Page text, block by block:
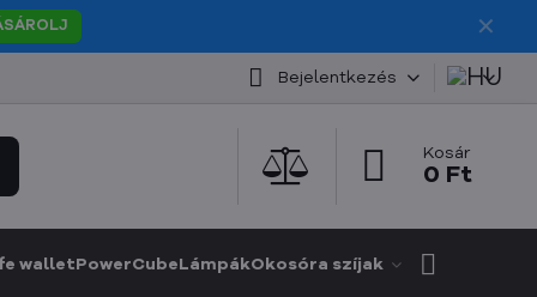
✕
Bejelentkezés
Kosár
0 Ft
wallet PowerCube LámpákOkosóra szíjak